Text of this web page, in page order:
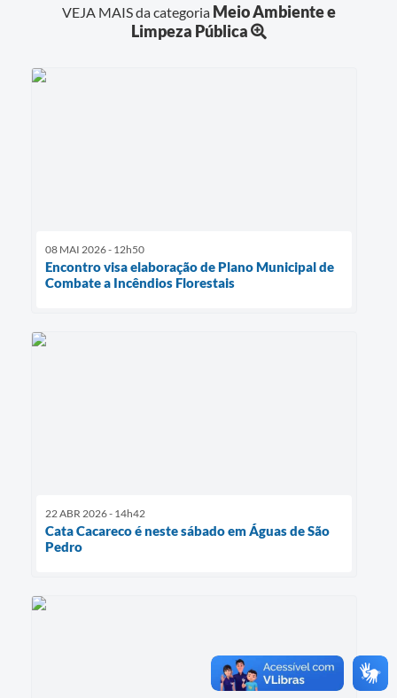
VEJA MAIS da categoria Meio Ambiente e
Limpeza Pública
08 MAI 2026 - 12h50
Encontro visa elaboração de Plano Municipal de
Combate a Incêndios Florestais
22 ABR 2026 - 14h42
Cata Cacareco é neste sábado em Águas de São
Pedro